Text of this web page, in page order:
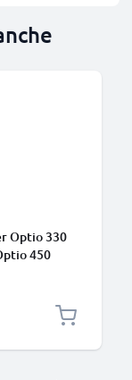
Optio 330
450